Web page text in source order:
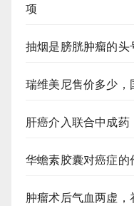
项
抽烟是膀胱肿瘤的头
瑞维美尼售价多少，
肝癌介入联合中成
华蟾素胶囊对癌症的
肿瘤术后气血两虚